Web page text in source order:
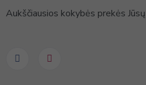
Aukščiausios kokybės prekės